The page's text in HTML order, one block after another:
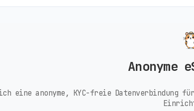
Anonyme
eine anonyme, KYC-freie Datenverbindung